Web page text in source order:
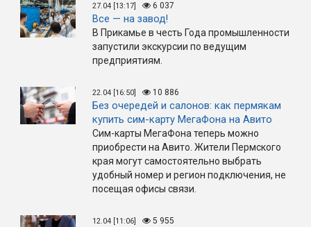
27.04 [13:17] 6 037
Все — на завод!
В Прикамье в честь Года промышленности
запустили экскурсии по ведущим
предприятиям.
22.04 [16:50] 10 886
Без очередей и салонов: как пермякам
купить сим-карту МегаФона на Авито
Сим-карты МегаФона теперь можно
приобрести на Авито. Жители Пермского
края могут самостоятельно выбрать
удобный номер и регион подключения, не
посещая офисы связи.
12.04 [11:06] 5 955